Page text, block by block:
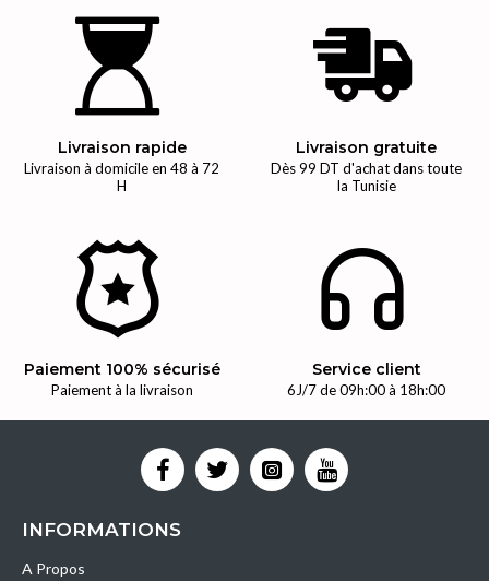
Livraison rapide
Livraison à domicile en 48 à 72
H
Livraison gratuite
Dès 99 DT d'achat dans toute
la Tunisie
Paiement 100% sécurisé
Paiement à la livraison
Service client
6J/7 de 09h:00 à 18h:00
INFORMATIONS
A Propos